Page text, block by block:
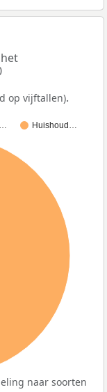
op vijftallen).
Huishoud…
naar soorten